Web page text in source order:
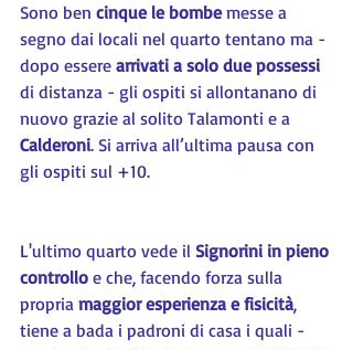
Sono ben cinque le bombe messe a
segno dai locali nel quarto tentano ma -
dopo essere arrivati a solo due possessi
di distanza - gli ospiti si allontanano di
nuovo grazie al solito Talamonti e a
Calderoni. Si arriva all’ultima pausa con
gli ospiti sul +10.
L'ultimo quarto vede il Signorini in pieno
controllo e che, facendo forza sulla
propria maggior esperienza e fisicità,
tiene a bada i padroni di casa i quali -